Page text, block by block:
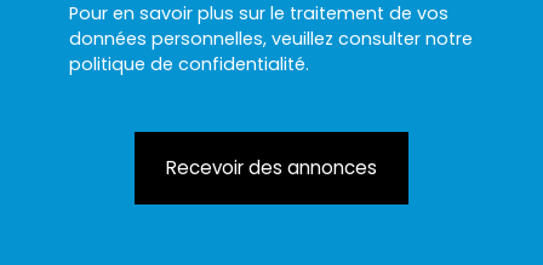
Pour en savoir plus sur le traitement de vos
données personnelles, veuillez consulter notre
politique de confidentialité.
Recevoir des annonces